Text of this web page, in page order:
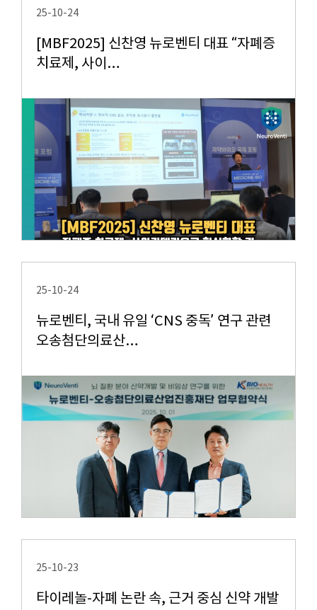
25-10-24
[MBF2025] 신찬영 뉴로벤티 대표 “자폐증
치료제, 사이…
25-10-24
뉴로벤티, 국내 유일 ‘CNS 중독’ 연구 관련
오송첨단의료산…
25-10-23
타이레놀-자폐 논란 속, 근거 중심 신약 개발